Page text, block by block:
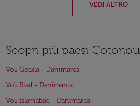
VEDI ALTRO
Scopri più paesi Cotonou
Voli Gedda - Danimarca
Voli Riad - Danimarca
Voli Islamabad - Danimarca